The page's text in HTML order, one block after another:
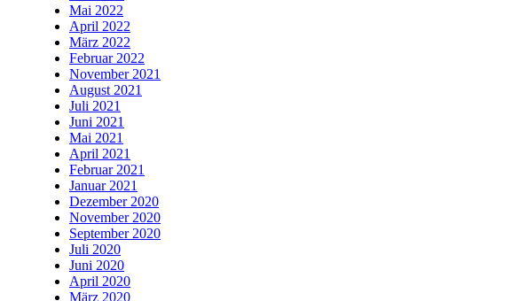
Mai 2022
April 2022
März 2022
Februar 2022
November 2021
August 2021
Juli 2021
Juni 2021
Mai 2021
April 2021
Februar 2021
Januar 2021
Dezember 2020
November 2020
September 2020
Juli 2020
Juni 2020
April 2020
März 2020